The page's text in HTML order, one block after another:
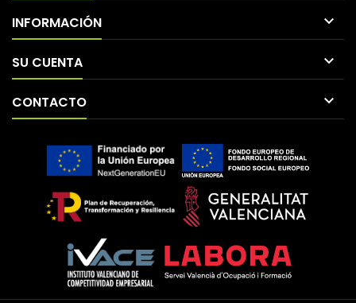
INFORMACIÓN 
SU CUENTA 
CONTACTO 